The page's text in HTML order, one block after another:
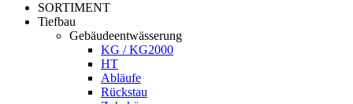
SORTIMENT
Tiefbau
Gebäudeentwässerung
KG / KG2000
HT
Abläufe
Rückstau